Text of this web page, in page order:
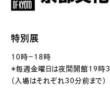
特別展
10時－18時
＊毎週金曜日は夜間開館19時
（入場はそれぞれ30分前まで）